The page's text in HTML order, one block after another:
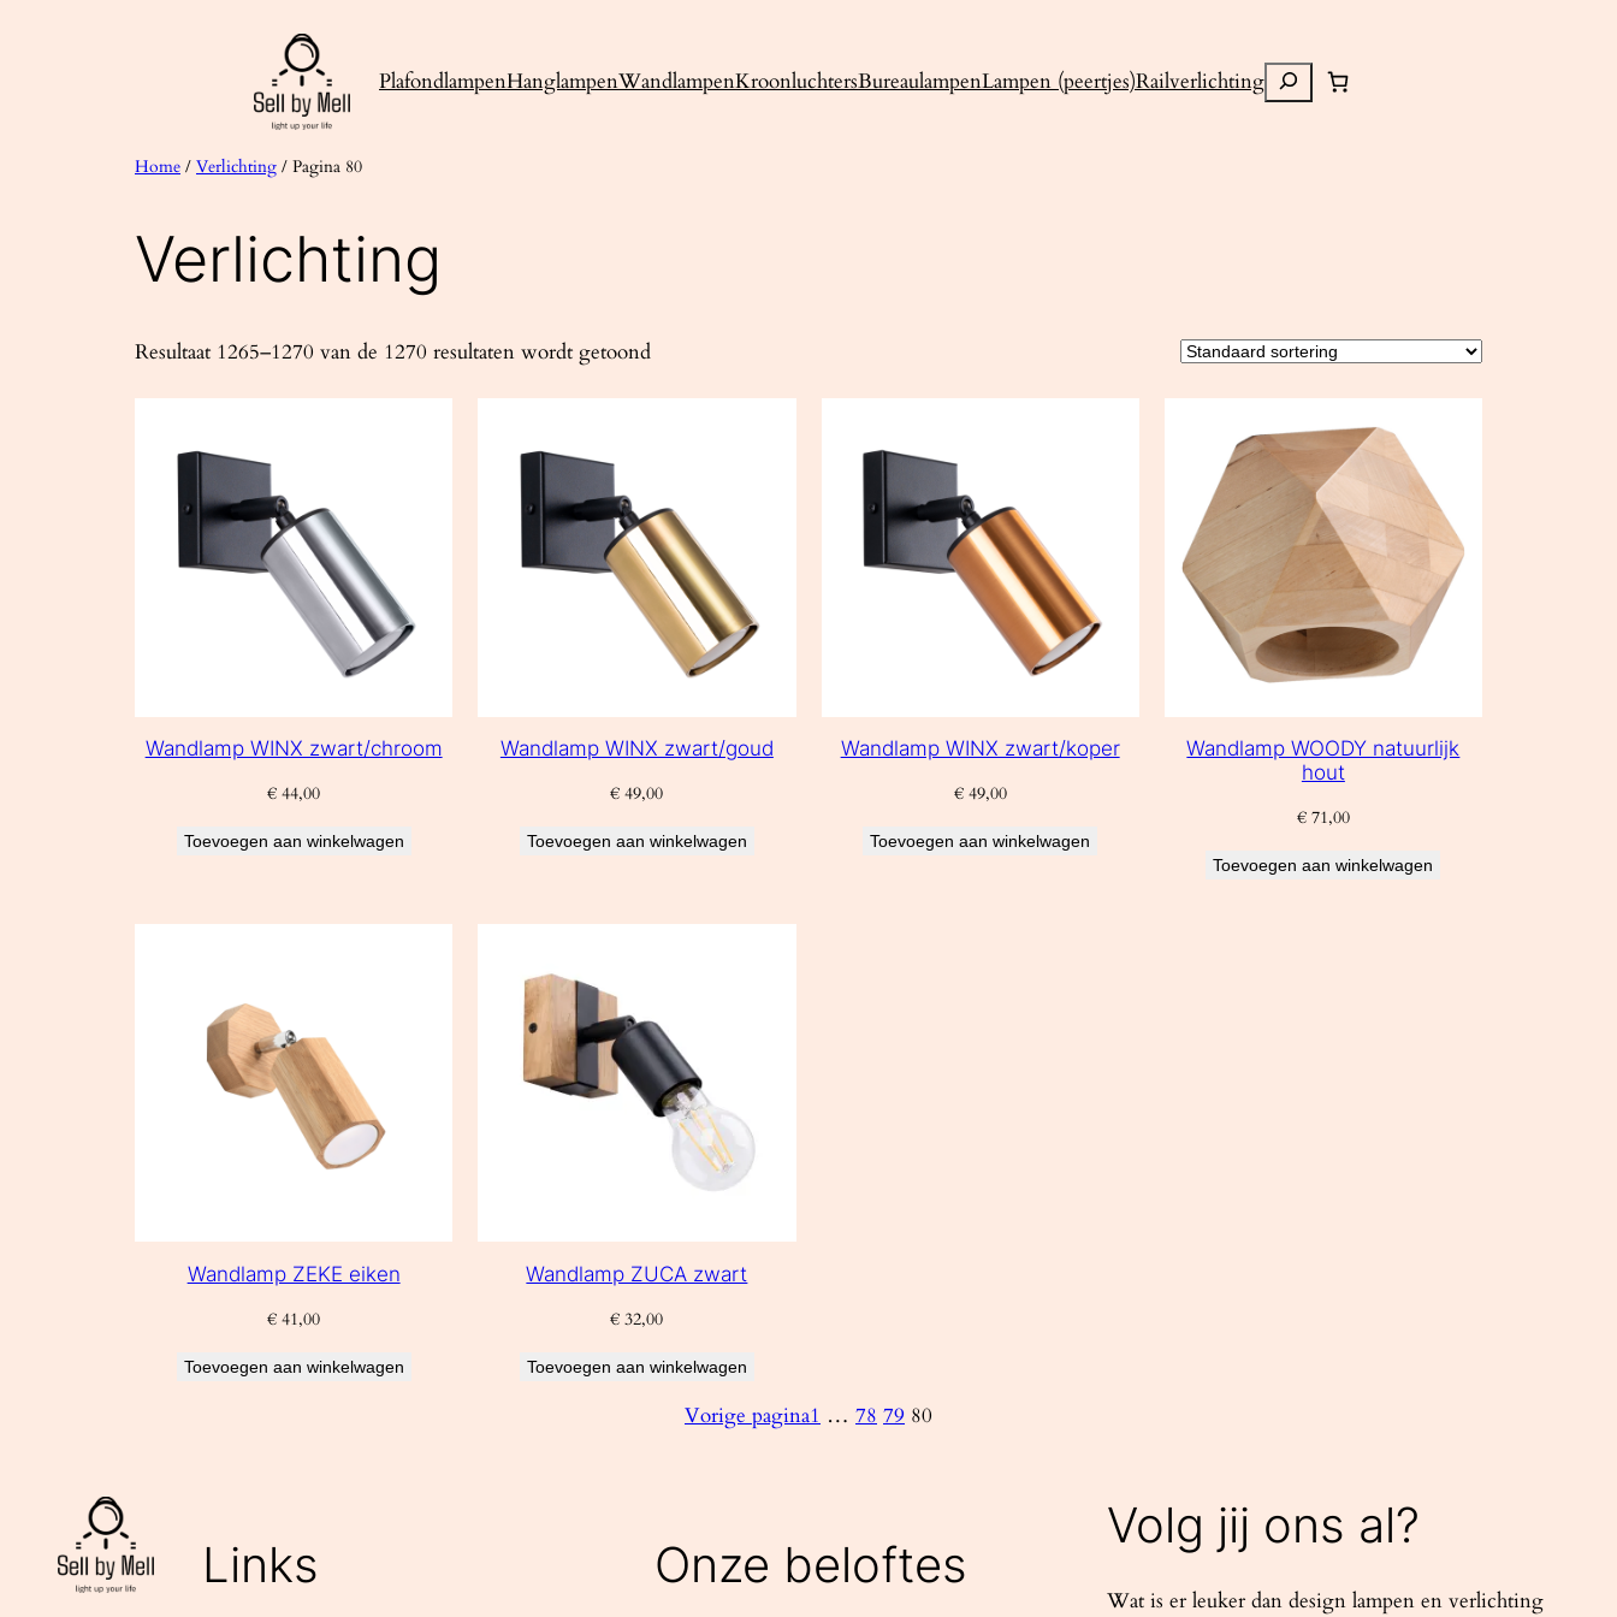
PlafondlampenHanglampenWandlampenKroonluchtersBureaulampenLampen (peertjes)RailverlichtingZoeken
Home / Verlichting / Pagina 80
Verlichting
Resultaat 1265–1270 van de 1270 resultaten wordt getoond
Wandlamp WINX zwart/chroom
€ 44,00
Toevoegen aan winkelwagen
Wandlamp WINX zwart/goud
€ 49,00
Toevoegen aan winkelwagen
Wandlamp WINX zwart/koper
€49,00
Toevoegen aan winkelwagen
Wandlamp WOODY natuurlijk
hout
€71,00
Toevoegen aan winkelwagen
Wandlamp ZEKE eiken
€ 41,00
Toevoegen aan winkelwagen
Wandlamp ZUCA zwart
€ 32,00
Toevoegen aan winkelwagen
Vorige pagina1 … 78 79 80
Links Onze beloftes
Volg jij ons al?
Wat is er leuker dan design lampen en verlichting